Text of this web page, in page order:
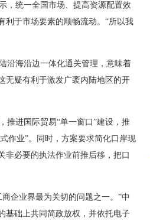
，统一全国市场、提高资源配置效
利于市场要素的顺畅流动。“所以我
沿海沿边一体化通关管理，意味着
无疑有利于激发广袤内陆地区的开
进国际贸易“单一窗口”建设，推
作业”。同时，方案要求简化口岸现
非必要的执法作业前推后移，把口
企业界最为关切的问题之一。”中
基础上共同简政放权，并依托电子